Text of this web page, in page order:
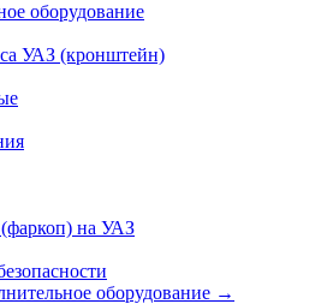
оборудование
УАЗ (кронштейн)
на УАЗ
оборудование →